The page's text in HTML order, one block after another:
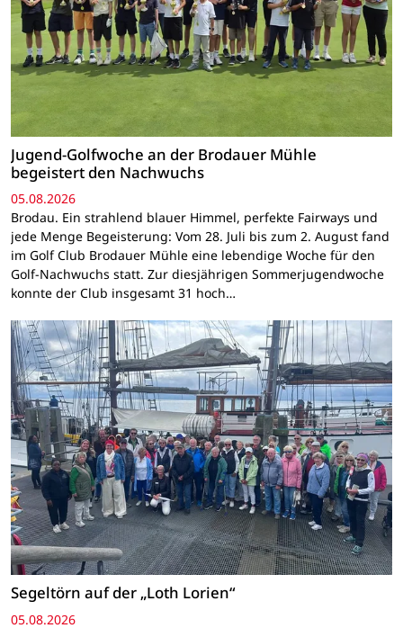
Jugend-Golfwoche an der Brodauer Mühle
begeistert den Nachwuchs
05.08.2026
Brodau. Ein strahlend blauer Himmel, perfekte Fairways und
jede Menge Begeisterung: Vom 28. Juli bis zum 2. August fand
im Golf Club Brodauer Mühle eine lebendige Woche für den
Golf-Nachwuchs statt. Zur diesjährigen Sommerjugendwoche
konnte der Club insgesamt 31 hoch…
Segeltörn auf der „Loth Lorien“
05.08.2026